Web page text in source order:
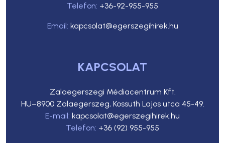
Telefon: +36-92-955-955
Email: kapcsolat@egerszegihirek.hu
KAPCSOLAT
Zalaegerszegi Médiacentrum Kft.
HU–8900 Zalaegerszeg, Kossuth Lajos utca 45-49.
E-mail: kapcsolat@egerszegihirek.hu
Telefon: +36 (92) 955-955